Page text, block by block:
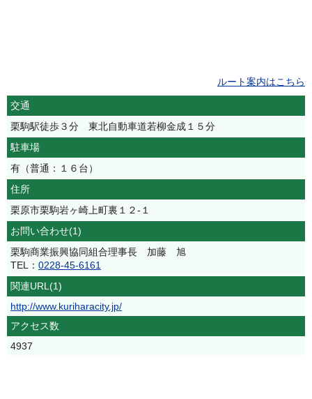
ルート案内はこちら
交通
栗駒駅徒歩３分 東北自動車道若柳金成１５分
駐車場
有（普通：１６台）
住所
栗原市栗駒岩ヶ崎上町裏１２‐１
お問い合わせ(1)
栗駒商業振興協同組合理事長 加藤 旭
TEL： 0228-45-6161
関連URL(1)
http://www.kuriharacity.jp/
アクセス数
4937